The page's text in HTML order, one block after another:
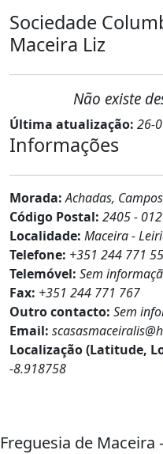
Sociedade
Maceira Liz
Não existe
Última atualização: 26-
Informações
Morada:Achadas, Campos
Código Postal: 2405 - 012
Localidade: Maceira -
Telefone: +351 244 771
Telemóvel: Sem
Fax: +351 244 771 767
Outro contacto: Sem
Email:
Localização (Latitude,
-8.918758
Freguesia de Maceira